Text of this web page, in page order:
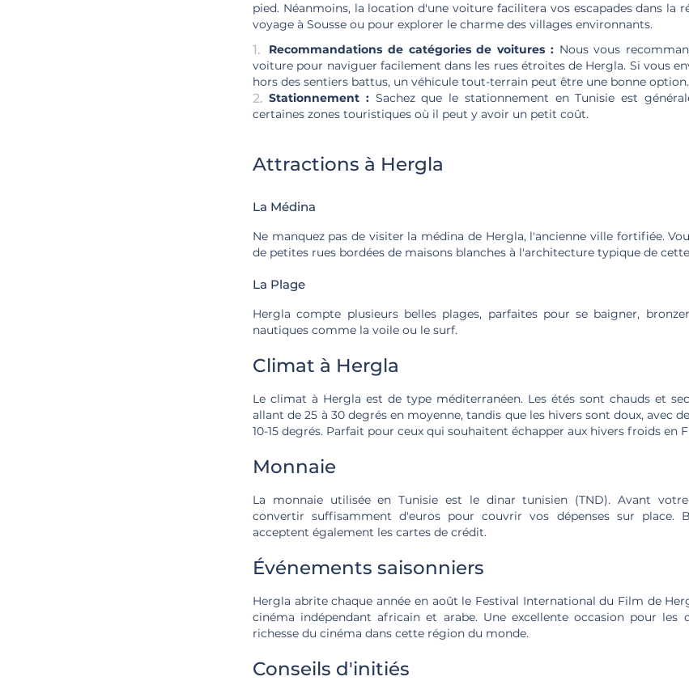
pied. Néanmoins, la location d'une voiture facilitera vos escapades dans la
voyage à Sousse ou pour explorer le charme des villages environnants.
Recommandations de catégories de voitures : Nous vous
voiture pour naviguer facilement dans les rues étroites de Hergla. Si vous
hors des sentiers battus, un véhicule tout-terrain peut être une bonne option.
Stationnement : Sachez que le stationnement en Tunisie est
certaines zones touristiques où il peut y avoir un petit coût.
Attractions à Hergla
La Médina
Ne manquez pas de visiter la médina de Hergla, l'ancienne ville fortifiée.
de petites rues bordées de maisons blanches à l'architecture typique de
La Plage
Hergla compte plusieurs belles plages, parfaites pour se baigner,
nautiques comme la voile ou le surf.
Climat à Hergla
Le climat à Hergla est de type méditerranéen. Les étés sont chauds et
allant de 25 à 30 degrés en moyenne, tandis que les hivers sont doux, avec
10-15 degrés. Parfait pour ceux qui souhaitent échapper aux hivers froids en
Monnaie
La monnaie utilisée en Tunisie est le dinar tunisien (TND). Avant votre
convertir suffisamment d'euros pour couvrir vos dépenses sur place.
acceptent également les cartes de crédit.
Événements saisonniers
Hergla abrite chaque année en août le Festival International du Film de
cinéma indépendant africain et arabe. Une excellente occasion pour les
richesse du cinéma dans cette région du monde.
Conseils d'initiés